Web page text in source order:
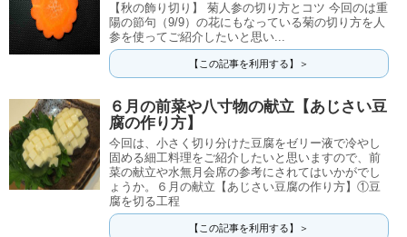
【秋の飾り切り】 菊人参の切り方とコツ 今回のは重
陽の節句（9/9）の花にもなっている菊の切り方を人
参を使ってご紹介したいと思い...
【この記事を利用する】＞
６月の前菜や八寸物の献立【あじさい豆
腐の作り方】
今回は、小さく切り分けた豆腐をゼリー液で冷やし
固める細工料理をご紹介したいと思いますので、前
菜の献立や水無月会席の参考にされてはいかがでし
ょうか。６月の献立【あじさい豆腐の作り方】①豆
腐を切る工程
【この記事を利用する】＞